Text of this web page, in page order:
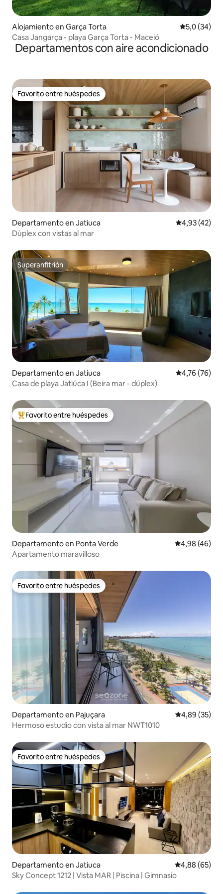
Alojamiento en Garça Torta Calificación
5,0 (34)
Casa Jangarça - playa Garça Torta - Maceió
Departamentos con aire acondicionado
Favorito entre huéspedes
Favorito entre huéspedes
Departamento en Jatiuca Calificación
4,93 (42)
Dúplex con vistas al mar
Superanfitrión
Superanfitrión
Departamento en Jatiuca Calificación
4,76 (76)
Casa de playa Jatiúca I (Beira mar - dúplex)
Favorito entre los huéspedes más destacados
Favorito entre huéspedes
Departamento en Ponta Verde Calificación
4,98 (46)
Apartamento maravilloso
Favorito entre huéspedes
Favorito entre huéspedes
Departamento en Pajuçara Calificación
4,89 (35)
Hermoso estudio con vista al mar NWT1010
Favorito entre huéspedes
Favorito entre huéspedes
Departamento en Jatiuca Calificación
4,88 (65)
Sky Concept 1212 | Vista MAR | Piscina | Gimnasio